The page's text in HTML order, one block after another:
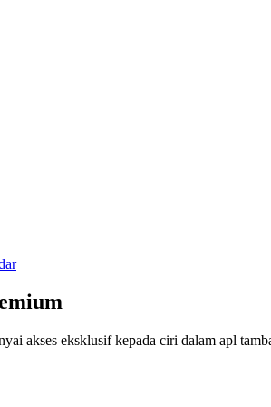
akses eksklusif kepada ciri dalam apl